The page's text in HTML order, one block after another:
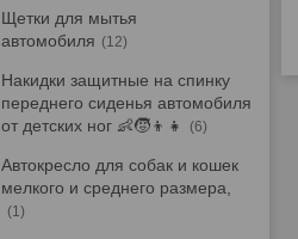
Щетки для мытья
автомобиля
12
Накидки защитные на спинку
переднего сиденья автомобиля
от детских ног 👶🧒👦👧
6
Автокресло для собак и кошек
мелкого и среднего размера,
1